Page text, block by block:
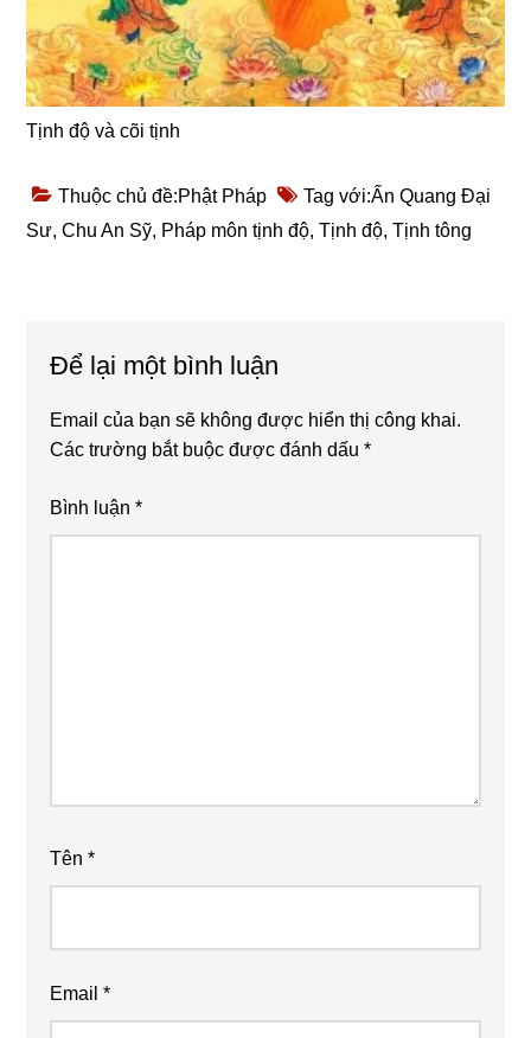
Tịnh độ và cõi tịnh
Thuộc chủ đề:Phật Pháp Tag với:Ấn Quang Đại
Sư,Chu An Sỹ, Pháp môn tịnh độ,Tịnh độ,Tịnh tông
Interactions
Để lại một bình luận
Email của bạn sẽ không được hiển thị công khai.
Các trường bắt buộc được đánh dấu*
Bình luận*
Tên*
Email*